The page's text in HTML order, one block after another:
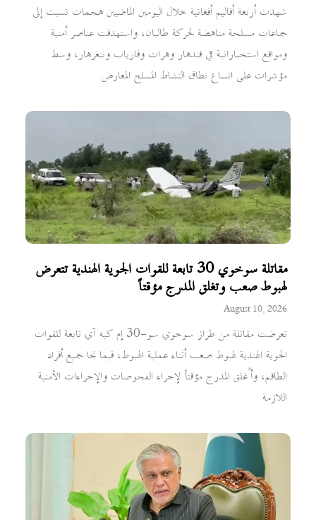
شهدت أربعة أقاليم أفغانية خلال اليومين الماضيين هجمات نسبت إلى
جماعات مسلحة مناهضة لحركة طالبان، واستهدفت عناصر أمنية
ومواقع استخباراتية في قندهار وهرات وفارياب وننغرهار، وسط
مؤشرات على اتساع نطاق النشاط المسلح المعارض
مقاتلة سوخوي 30 تابعة للقوات الجوية الهندية تتعرض
لهبوط صعب وتغلق المدرج مؤقتاً
August 10, 2026
تعرضت مقاتلة من طراز سوخوي سو-30 إم كيه آي تابعة للقوات
الجوية الهندية لهبوط صعب أثناء عملية الهبوط، فيما نجا جميع أفراد
الطاقم، وأُغلق المدرج مؤقتاً لإجراء الفحوصات والإجراءات الأمنية
اللازمة